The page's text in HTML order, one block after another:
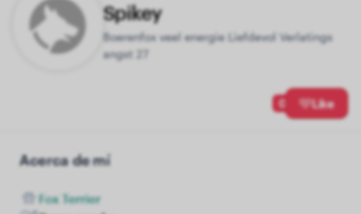
Spikey
Boerenfox veel energie Liefdevol Verlatings
angst 27
0 Like
Acerca de mí
Fox Terrier